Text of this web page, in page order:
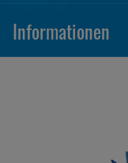
Informationen